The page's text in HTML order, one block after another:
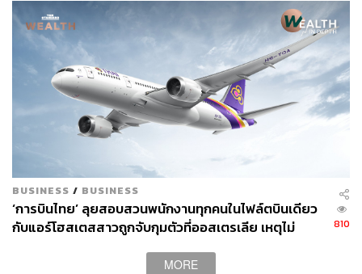
BUSINESS / BUSINESS
‘การบินไทย’ ลุยสอบสวนพนักงานทุกคนในไฟล์ตบินเดียว
กับแอร์โฮสเตสสาวถูกจับกุมตัวที่ออสเตรเลีย เหตุไม่
810
MORE